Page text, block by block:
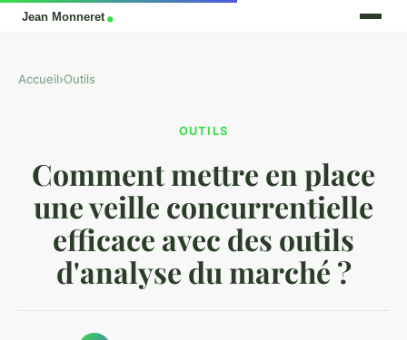
Accueil›Outils
OUTILS
Comment mettre en place
une veille concurrentielle
efficace avec des outils
d'analyse du marché ?